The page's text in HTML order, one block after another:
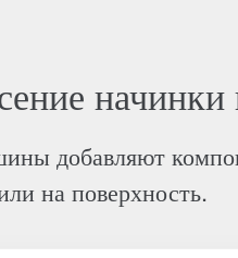
добавляют
на поверхность.